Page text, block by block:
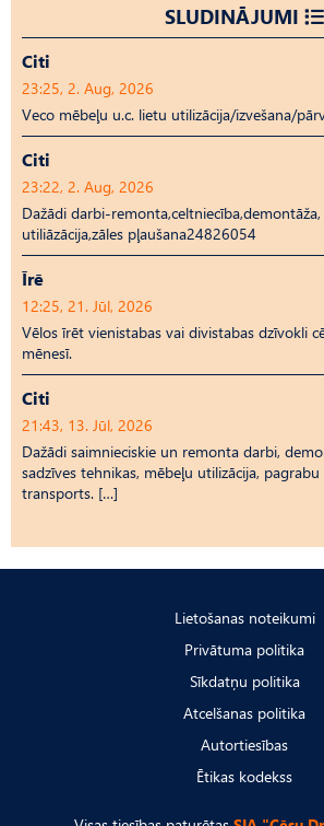
SLUDINĀJUMI
Citi
23:25, 2. Aug, 2026
Veco mēbeļu u.c. lietu utilizācija/izvešana/
Citi
23:22, 2. Aug, 2026
Dažādi darbi-
utiliāzācija,zāles pļaušana24826054
Īrē
12:25, 21. Jūl, 2026
Vēlos īrēt vienistabas vai divistabas dzīvokli
mēnesī.
Citi
21:43, 13. Jūl, 2026
Dažādi saimnieciskie un remonta darbi,
sadzīves tehnikas, mēbeļu utilizācija,
transports. […]
Lietošanas noteikumi
Privātuma politika
Sīkdatņu politika
Atcelšanas politika
Autortiesības
Ētikas kodekss